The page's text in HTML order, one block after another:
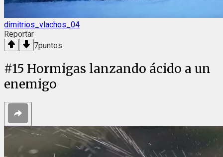
dimitrios_vlachos_04
Reportar
7puntos
#15 Hormigas lanzando ácido a un
enemigo